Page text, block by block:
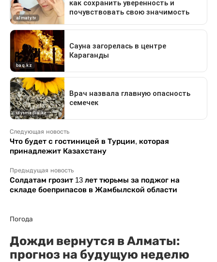
Следующая новость
Что будет с гостиницей в Турции, которая
принадлежит Казахстану
Предыдущая новость
Солдатам грозит 13 лет тюрьмы за поджог на
складе боеприпасов в Жамбылской области
Погода
Дожди вернутся в Алматы:
прогноз на будущую неделю